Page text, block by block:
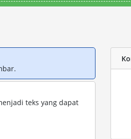
teks yang dapat